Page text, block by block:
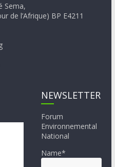
Sema,
de l’Afrique) BP E4211
NEWSLETTER
Forum
Environnemental
National
Name*